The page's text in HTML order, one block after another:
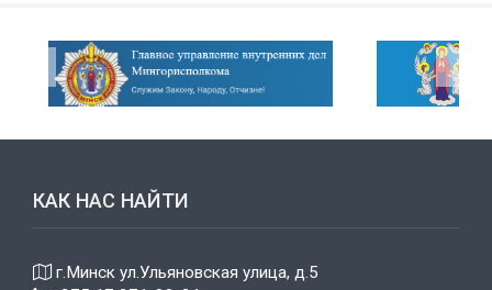
КАК НАС НАЙТИ
г.Минск ул.Ульяновская улица, д.5